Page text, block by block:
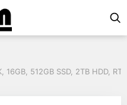
512GB SSD, 2TB HDD,
Black
512GB SSD, 2TB HDD,